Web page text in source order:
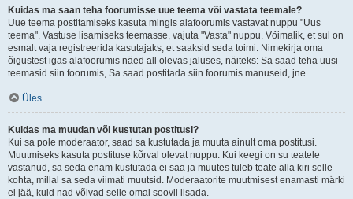
Kuidas ma saan teha foorumisse uue teema või vastata teemale?
Uue teema postitamiseks kasuta mingis alafoorumis vastavat nuppu "Uus
teema". Vastuse lisamiseks teemasse, vajuta "Vasta" nuppu. Võimalik, et sul on
esmalt vaja registreerida kasutajaks, et saaksid seda toimi. Nimekirja oma
õigustest igas alafoorumis näed all olevas jaluses, näiteks: Sa saad teha uusi
teemasid siin foorumis, Sa saad postitada siin foorumis manuseid, jne.
Üles
Kuidas ma muudan või kustutan postitusi?
Kui sa pole moderaator, saad sa kustutada ja muuta ainult oma postitusi.
Muutmiseks kasuta postituse kõrval olevat nuppu. Kui keegi on su teatele
vastanud, sa seda enam kustutada ei saa ja muutes tuleb teate alla kiri selle
kohta, millal sa seda viimati muutsid. Moderaatorite muutmisest enamasti märki
ei jää, kuid nad võivad selle omal soovil lisada.